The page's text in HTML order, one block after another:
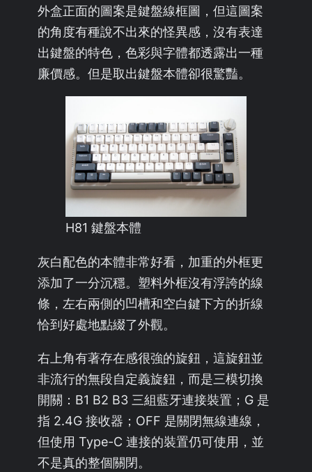
外盒正面的圖案是鍵盤線框圖，但這圖案
的角度有種說不出來的怪異感，沒有表達
出鍵盤的特色，色彩與字體都透露出一種
廉價感。但是取出鍵盤本體卻很驚豔。
H81 鍵盤本體
灰白配色的本體非常好看，加重的外框更
添加了一分沉穩。塑料外框沒有浮誇的線
條，左右兩側的凹槽和空白鍵下方的折線
恰到好處地點綴了外觀。
右上角有著存在感很強的旋鈕，這旋鈕並
非流行的無段自定義旋鈕，而是三模切換
開關：B1 B2 B3 三組藍牙連接裝置；G 是
指 2.4G 接收器；OFF 是關閉無線連線，
但使用 Type-C 連接的裝置仍可使用，並
不是真的整個關閉。